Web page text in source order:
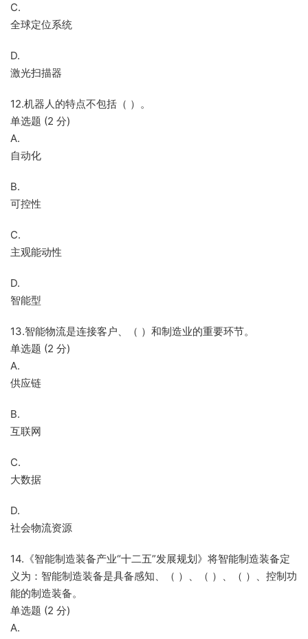
C.
全球定位系统
D.
激光扫描器
12.机器人的特点不包括（ ）。
单选题 (2 分)
A.
自动化
B.
可控性
C.
主观能动性
D.
智能型
13.智能物流是连接客户、（ ）和制造业的重要环节。
单选题 (2 分)
A.
供应链
B.
互联网
C.
大数据
D.
社会物流资源
14.《智能制造装备产业“十二五”发展规划》将智能制造装备定
义为：智能制造装备是具备感知、（ ）、（ ）、（ ）、控制功
能的制造装备。
单选题 (2 分)
A.